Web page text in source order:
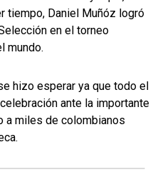
tiempo, Daniel Muñóz logró
en el torneo
mundo.
hizo esperar ya que todo el
ante la importante
a miles de colombianos